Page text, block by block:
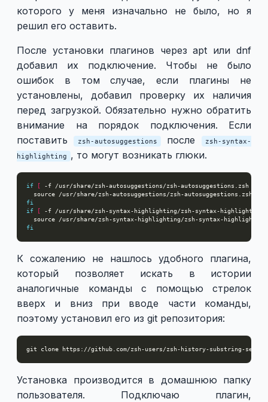
которого у меня изначально не было, но я
решил его оставить.
После установки плагинов через apt или dnf
добавил их подключение. Чтобы не было
ошибок в том случае, если плагины не
установлены, добавил проверку их наличия
перед загрузкой. Обязательно нужно обратить
внимание на порядок подключения. Если
поставить zsh-autosuggestions после
zsh-syntax-
highlighting , то могут возникать глюки.
if [ -f /usr/share/zsh-autosuggestions/zsh-autosuggestions.zsh
fi
if
[ -f /usr/share/zsh-syntax-highlighting/zsh-syntax-
fi
К сожалению не нашлось удобного плагина,
который позволяет искать в истории
аналогичные команды с помощью стрелок
вверх и вниз при вводе части команды,
поэтому установил его из git репозитория:
Установка производится в домашнюю папку
пользователя. Подключаю плагин,